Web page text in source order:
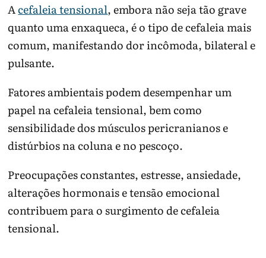
Acefaleia tensional, embora não seja tão grave
quanto uma enxaqueca, é o tipo de cefaleia mais
comum, manifestando dor incômoda, bilateral e
pulsante.
Fatores ambientais podem desempenhar um
papel na cefaleia tensional, bem como
sensibilidade dos músculos pericranianos e
distúrbios na coluna e no pescoço.
Preocupações constantes, estresse, ansiedade,
alterações hormonais e tensão emocional
contribuem para o surgimento de cefaleia
tensional.